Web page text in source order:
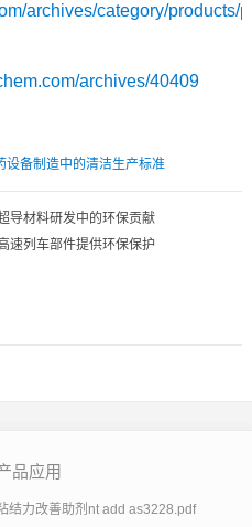
archives/category/products/
archives/40409
设备制造中的清洁生产标准
导材料研发中的环保贡献
速列车部件提供环保保护
品应用
结力改善助剂nt add as3228.pdf